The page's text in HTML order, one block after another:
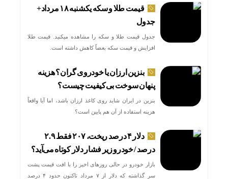
قیمت طلا و سکه یکشنبه ۱۸ مرداد+
جدول
جدول قیمت طلا و سکه را مشاهده میکنید. قیمت‌ طلا
افزایش و قیمت سکه بعضاً کاهش داشته است.
بنزین ارزان یا خودروی گران؟ هزینه
پنهان سوخت بی‌کیفیت چیست؟
بنزین در ایران شاید روی کاغذ ارزان باشد، اما آیا واقعاً
هزینه استفاده از آن هم پایین است؟
دلار ۴ درصد ریخت، ۲۰۷ فقط ۲.۹
درصد / خودرو زیر فشار دلار کوتاه می‌آید؟
بازار خودرو در حالی روزهای اخیر را با افت قیمت پشت
سر گذاشته که دلار از ۷ مرداد تاکنون حدود ۴ درصد